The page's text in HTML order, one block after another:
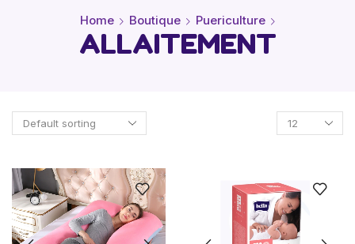
Home Boutique Puericulture
ALLAITEMENT